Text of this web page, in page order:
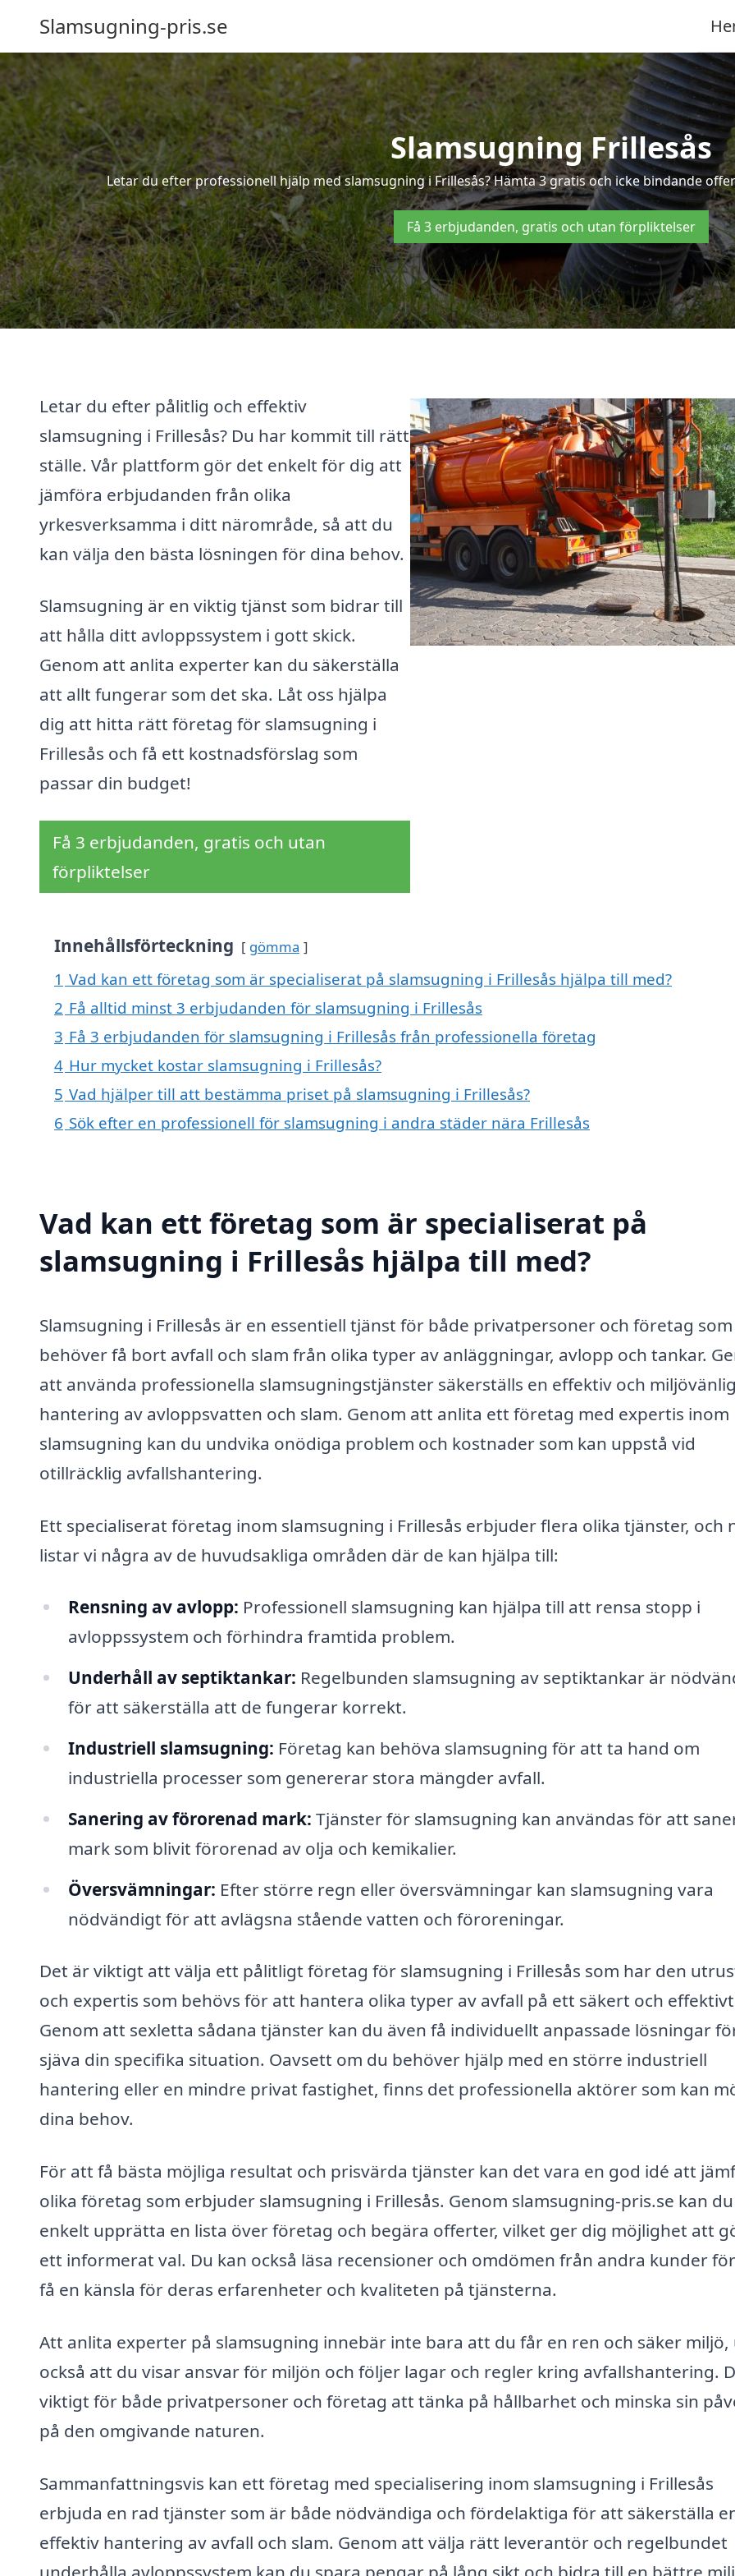
Slamsugning-pris.se
Slamsugning Frillesås
Letar du efter professionell hjälp med slamsugning i Frillesås? Hämta 3 gratis och icke bindande
Få 3 erbjudanden, gratis och utan förpliktelser
Letar du efter pålitlig och effektiv
slamsugning i Frillesås? Du har kommit till rätt
ställe. Vår plattform gör det enkelt för dig att
jämföra erbjudanden från olika
yrkesverksamma i ditt närområde, så att du
kan välja den bästa lösningen för dina behov.
Slamsugning är en viktig tjänst som bidrar till
att hålla ditt avloppssystem i gott skick.
Genom att anlita experter kan du säkerställa
att allt fungerar som det ska. Låt oss hjälpa
dig att hitta rätt företag för slamsugning i
Frillesås och få ett kostnadsförslag som
passar din budget!
Få 3 erbjudanden, gratis och utan
förpliktelser
Innehållsförteckning gömma
1 Vad kan ett företag som är specialiserat på slamsugning i Frillesås hjälpa till med?
2 Få alltid minst 3 erbjudanden för slamsugning i Frillesås
3 Få 3 erbjudanden för slamsugning i Frillesås från professionella företag
4 Hur mycket kostar slamsugning i Frillesås?
5 Vad hjälper till att bestämma priset på slamsugning i Frillesås?
6 Sök efter en professionell för slamsugning i andra städer nära Frillesås
Vad kan ett företag som är specialiserat på
slamsugning i Frillesås hjälpa till med?
Slamsugning i Frillesås är en essentiell tjänst för både privatpersoner och företag som
behöver få bort avfall och slam från olika typer av anläggningar, avlopp och tankar.
att använda professionella slamsugningstjänster säkerställs en effektiv och miljövänlig
hantering av avloppsvatten och slam. Genom att anlita ett företag med expertis inom
slamsugning kan du undvika onödiga problem och kostnader som kan uppstå vid
otillräcklig avfallshantering.
Ett specialiserat företag inom slamsugning i Frillesås erbjuder flera olika tjänster, och
listar vi några av de huvudsakliga områden där de kan hjälpa till:
Rensning av avlopp: Professionell slamsugning kan hjälpa till att rensa stopp i
avloppssystem och förhindra framtida problem.
Underhåll av septiktankar: Regelbunden slamsugning av septiktankar är
för att säkerställa att de fungerar korrekt.
Industriell slamsugning: Företag kan behöva slamsugning för att ta hand om
industriella processer som genererar stora mängder avfall.
Sanering av förorenad mark: Tjänster för slamsugning kan användas för att
mark som blivit förorenad av olja och kemikalier.
Översvämningar: Efter större regn eller översvämningar kan slamsugning vara
nödvändigt för att avlägsna stående vatten och föroreningar.
Det är viktigt att välja ett pålitligt företag för slamsugning i Frillesås som har den
och expertis som behövs för att hantera olika typer av avfall på ett säkert och
Genom att sexletta sådana tjänster kan du även få individuellt anpassade lösningar
sjäva din specifika situation. Oavsett om du behöver hjälp med en större industriell
hantering eller en mindre privat fastighet, finns det professionella aktörer som kan
dina behov.
För att få bästa möjliga resultat och prisvärda tjänster kan det vara en god idé att
olika företag som erbjuder slamsugning i Frillesås. Genom slamsugning-pris.se kan du
enkelt upprätta en lista över företag och begära offerter, vilket ger dig möjlighet att
ett informerat val. Du kan också läsa recensioner och omdömen från andra kunder
få en känsla för deras erfarenheter och kvaliteten på tjänsterna.
Att anlita experter på slamsugning innebär inte bara att du får en ren och säker miljö,
också att du visar ansvar för miljön och följer lagar och regler kring avfallshantering.
viktigt för både privatpersoner och företag att tänka på hållbarhet och minska sin
på den omgivande naturen.
Sammanfattningsvis kan ett företag med specialisering inom slamsugning i Frillesås
erbjuda en rad tjänster som är både nödvändiga och fördelaktiga för att säkerställa
effektiv hantering av avfall och slam. Genom att välja rätt leverantör och regelbundet